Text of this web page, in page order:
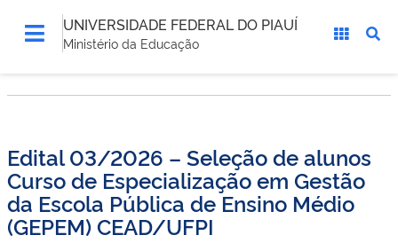
UNIVERSIDADE FEDERAL DO PIAUÍ
Ministério da Educação
Edital 03/2026 – Seleção de alunos
Curso de Especialização em Gestão
da Escola Pública de Ensino Médio
(GEPEM) CEAD/UFPI